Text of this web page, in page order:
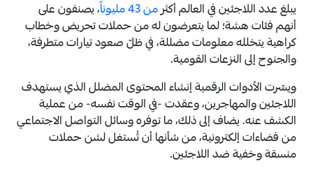
يبلغ عدد اللاجئين في العالم أكثرمن 43 مليوناً
، يصنفون على
أنهم فئات هشة؛ لما يتعرضون له من حملات تحريض وخطاب
كراهية يتخلله معلومات مضللة، في ظلّ صعود تيارات متطرفة،
والجنوح إلى النزعات القومية.
ويسّرت الأدوات الرقمية إنشاء المحتوى المضلل الذي يستهدف
اللاجئين والمهاجرين، وعقدت -في الوقت نفسه- من عملية
الكشف عنه. يضاف إلى ذلك، ما توفره وسائل التواصل الاجتماعي
من فضاءات إلكترونية، من شأنها أن تُستغل لشن حملات
منسقة وخفية ضد اللاجئين.